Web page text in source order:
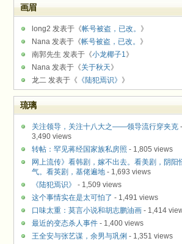
画眉
long2 发表于《帐号被盗，已改。 》
Nana 发表于《帐号被盗，已改。 》
南郭先生 发表于《小龙椰子1》
Nana 发表于《关于秋天》
龙二 发表于《 《陆犯焉识》 》
琉璃
关注领导，关注十八大之——领导流行穿夹克 -
3,490 views
转帖：罕见蒋经国家族私房照 - 1,805 views
网上流传》看韩剧，嫁不出去。看美剧，阴阳
气。看英剧，基佬遍地 - 1,693 views
《陆犯焉识》
- 1,509 views
这个事情实在是太可怕了 - 1,491 views
口味太重：莫言小说和胡志鹏油画 - 1,414
最近的变态杀人事件 - 1,400 views
王全安与张艺谋，余男与巩俐 - 1,351 views